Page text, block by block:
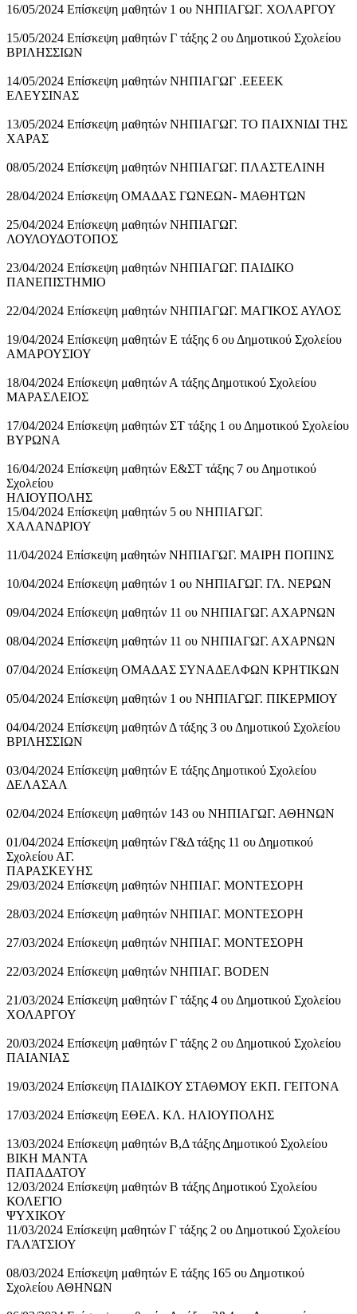
16/05/2024 Επίσκεψη μαθητών 1 ου ΝΗΠΙΑΓΩΓ. ΧΟΛΑΡΓΟΥ
15/05/2024 Επίσκεψη μαθητών Γ τάξης 2 ου Δημοτικού Σχολείου
ΒΡΙΛΗΣΣΙΩΝ
14/05/2024 Επίσκεψη μαθητών ΝΗΠΙΑΓΩΓ .ΕΕΕΕΚ
ΕΛΕΥΣΙΝΑΣ
13/05/2024 Επίσκεψη μαθητών ΝΗΠΙΑΓΩΓ. ΤΟ ΠΑΙΧΝΙΔΙ ΤΗΣ
ΧΑΡΑΣ
08/05/2024 Επίσκεψη μαθητών ΝΗΠΙΑΓΩΓ. ΠΛΑΣΤΕΛΙΝΗ
28/04/2024 Επίσκεψη ΟΜΑΔΑΣ ΓΩΝΕΩΝ- ΜΑΘΗΤΩΝ
25/04/2024 Επίσκεψη μαθητών ΝΗΠΙΑΓΩΓ.
ΛΟΥΛΟΥΔΟΤΟΠΟΣ
23/04/2024 Επίσκεψη μαθητών ΝΗΠΙΑΓΩΓ. ΠΑΙΔΙΚΟ
ΠΑΝΕΠΙΣΤΗΜΙΟ
22/04/2024 Επίσκεψη μαθητών ΝΗΠΙΑΓΩΓ. ΜΑΓΙΚΟΣ ΑΥΛΟΣ
19/04/2024 Επίσκεψη μαθητών Ε τάξης 6 ου Δημοτικού Σχολείου
ΑΜΑΡΟΥΣΙΟΥ
18/04/2024 Επίσκεψη μαθητών Α τάξης Δημοτικού Σχολείου
ΜΑΡΑΣΛΕΙΟΣ
17/04/2024 Επίσκεψη μαθητών ΣΤ τάξης 1 ου Δημοτικού Σχολείου
ΒΥΡΩΝΑ
16/04/2024 Επίσκεψη μαθητών Ε&ΣΤ τάξης 7 ου Δημοτικού
Σχολείου
ΗΛΙΟΥΠΟΛΗΣ
15/04/2024 Επίσκεψη μαθητών 5 ου ΝΗΠΙΑΓΩΓ.
ΧΑΛΑΝΔΡΙΟΥ
11/04/2024 Επίσκεψη μαθητών ΝΗΠΙΑΓΩΓ. ΜΑΙΡΗ ΠΟΠΙΝΣ
10/04/2024 Επίσκεψη μαθητών 1 ου ΝΗΠΙΑΓΩΓ. ΓΛ. ΝΕΡΩΝ
09/04/2024 Επίσκεψη μαθητών 11 ου ΝΗΠΙΑΓΩΓ. ΑΧΑΡΝΩΝ
08/04/2024 Επίσκεψη μαθητών 11 ου ΝΗΠΙΑΓΩΓ. ΑΧΑΡΝΩΝ
07/04/2024 Επίσκεψη ΟΜΑΔΑΣ ΣΥΝΑΔΕΛΦΩΝ ΚΡΗΤΙΚΩΝ
05/04/2024 Επίσκεψη μαθητών 1 ου ΝΗΠΙΑΓΩΓ. ΠΙΚΕΡΜΙΟΥ
04/04/2024 Επίσκεψη μαθητών Δ τάξης 3 ου Δημοτικού Σχολείου
ΒΡΙΛΗΣΣΙΩΝ
03/04/2024 Επίσκεψη μαθητών Ε τάξης Δημοτικού Σχολείου
ΔΕΛΑΣΑΛ
02/04/2024 Επίσκεψη μαθητών 143 ου ΝΗΠΙΑΓΩΓ. ΑΘΗΝΩΝ
01/04/2024 Επίσκεψη μαθητών Γ&Δ τάξης 11 ου Δημοτικού
Σχολείου ΑΓ.
ΠΑΡΑΣΚΕΥΗΣ
29/03/2024 Επίσκεψη μαθητών ΝΗΠΙΑΓ. ΜΟΝΤΕΣΟΡΗ
28/03/2024 Επίσκεψη μαθητών ΝΗΠΙΑΓ. ΜΟΝΤΕΣΟΡΗ
27/03/2024 Επίσκεψη μαθητών ΝΗΠΙΑΓ. ΜΟΝΤΕΣΟΡΗ
22/03/2024 Επίσκεψη μαθητών ΝΗΠΙΑΓ. BODEN
21/03/2024 Επίσκεψη μαθητών Γ τάξης 4 ου Δημοτικού Σχολείου
ΧΟΛΑΡΓΟΥ
20/03/2024 Επίσκεψη μαθητών Γ τάξης 2 ου Δημοτικού Σχολείου
ΠΑΙΑΝΙΑΣ
19/03/2024 Επίσκεψη ΠΑΙΔΙΚΟΥ ΣΤΑΘΜΟΥ ΕΚΠ. ΓΕΙΤΟΝΑ
17/03/2024 Επίσκεψη ΕΘΕΛ. ΚΛ. ΗΛΙΟΥΠΟΛΗΣ
13/03/2024 Επίσκεψη μαθητών Β,Δ τάξης Δημοτικού Σχολείου
ΒΙΚΗ ΜΑΝΤΑ
ΠΑΠΑΔΑΤΟΥ
12/03/2024 Επίσκεψη μαθητών Β τάξης Δημοτικού Σχολείου
ΚΟΛΕΓΙΟ
ΨΥΧΙΚΟΥ
11/03/2024 Επίσκεψη μαθητών Γ τάξης 2 ου Δημοτικού Σχολείου
ΓΑΛΆΤΣΙΟΥ
08/03/2024 Επίσκεψη μαθητών Ε τάξης 165 ου Δημοτικού
Σχολείου ΑΘΗΝΩΝ